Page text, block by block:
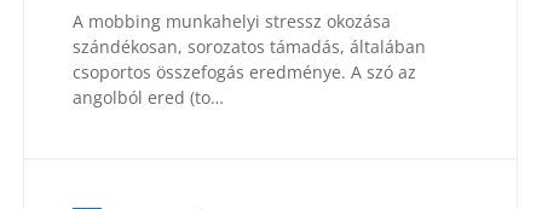
A mobbing munkahelyi stressz okozása
szándékosan, sorozatos támadás, általában
csoportos összefogás eredménye. A szó az
angolból ered (to…